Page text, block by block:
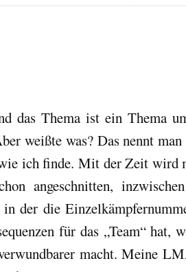
das Thema ist ein Thema
weißte was? Das nennt
ich finde. Mit der Zeit wird
angeschnitten,
der die
für das „Team“
macht. Meine